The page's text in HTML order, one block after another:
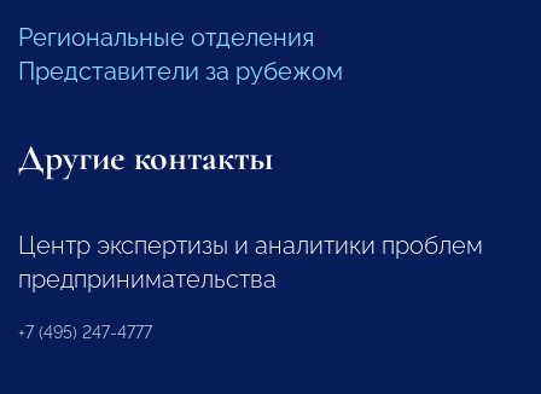
Региональные отделения
Представители за рубежом
Другие контакты
Центр экспертизы и аналитики проблем
предпринимательства
+7 (495) 247-4777